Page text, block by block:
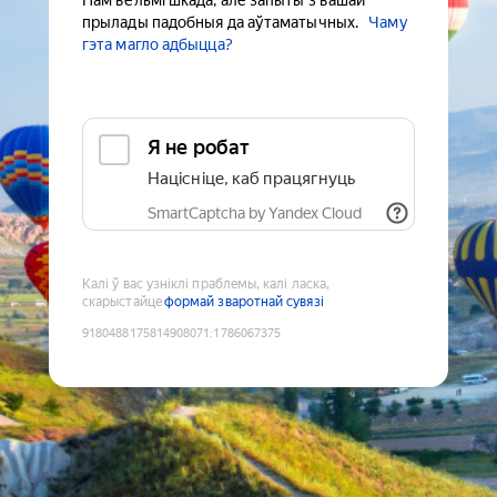
прылады падобныя да аўтаматычных.
Чаму
гэта магло адбыцца?
Я не робат
Націсніце, каб працягнуць
SmartCaptcha by Yandex Cloud
Калі ў вас узніклі праблемы, калі ласка,
скарыстайцеформай зваротнай сувязі
9180488175814908071 :1786067375